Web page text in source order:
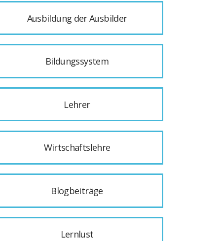
Ausbildung der Ausbilder
Bildungssystem
Lehrer
Wirtschaftslehre
Blogbeiträge
Lernlust